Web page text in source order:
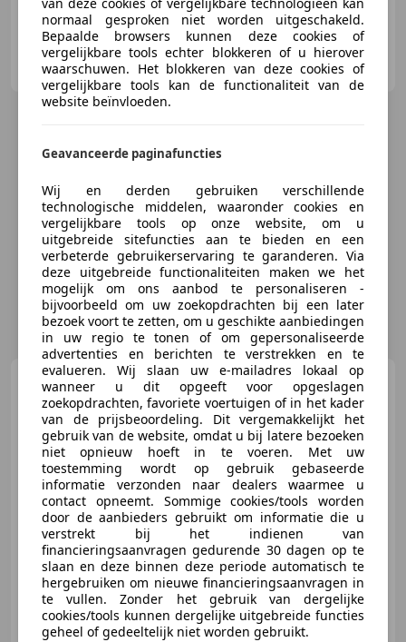
Sami Auto's B.V. RAM DEALER NL
NL-7442 DR NIJVERDAL
GMC Sierra 1500 | AT4 |
6.2L V8 | 360 Camera | Head-up
displ
€ 79.950
Excl. BTW
12/2024 20 km Benzine
-/-
** Walk in, Drive out **
normaal gesproken niet worden uitgeschakeld.
Bepaalde browsers kunnen deze cookies of
vergelijkbare tools echter blokkeren of u hierover
waarschuwen. Het blokkeren van deze cookies of
vergelijkbare tools kan de functionaliteit van de
website beïnvloeden.
Geavanceerde paginafuncties
Wij en derden gebruiken verschillende
technologische middelen, waaronder cookies en
vergelijkbare tools op onze website, om u
uitgebreide sitefuncties aan te bieden en een
verbeterde gebruikerservaring te garanderen. Via
deze uitgebreide functionaliteiten maken we het
mogelijk om ons aanbod te personaliseren -
bijvoorbeeld om uw zoekopdrachten bij een later
bezoek voort te zetten, om u geschikte aanbiedingen
in uw regio te tonen of om gepersonaliseerde
advertenties en berichten te verstrekken en te
evalueren. Wij slaan uw e-mailadres lokaal op
wanneer u dit opgeeft voor opgeslagen
zoekopdrachten, favoriete voertuigen of in het kader
van de prijsbeoordeling. Dit vergemakkelijkt het
gebruik van de website, omdat u bij latere bezoeken
niet opnieuw hoeft in te voeren. Met uw
toestemming wordt op gebruik gebaseerde
informatie verzonden naar dealers waarmee u
contact opneemt. Sommige cookies/tools worden
door de aanbieders gebruikt om informatie die u
verstrekt bij het indienen van
financieringsaanvragen gedurende 30 dagen op te
slaan en deze binnen deze periode automatisch te
hergebruiken om nieuwe financieringsaanvragen in
te vullen. Zonder het gebruik van dergelijke
cookies/tools kunnen dergelijke uitgebreide functies
geheel of gedeeltelijk niet worden gebruikt.